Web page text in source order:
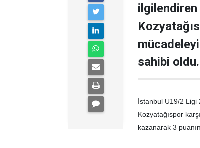
sahibi oldu.
İstanbul U19/2 Ligi
Kozyatağıspor
kazanarak 3